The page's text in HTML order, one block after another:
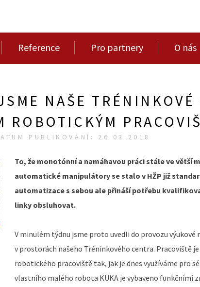
Reference Pro partnery O nás
NAŠE TRÉNINKOVÉ
ROBOTICKÝM
PUBLIKOVÁNÍ: 26.03.2018
To, že monotónní a namáhavou práci stále ve větší
automatické manipulátory se stalo v HŽP již
automatizace s sebou ale přináší potřebu
linky obsluhovat.
V minulém týdnu jsme proto uvedli do provozu
v prostorách našeho Tréninkového centra. Pracoviště
robotického pracoviště tak, jak je dnes využíváme pro
vlastního malého robota KUKA je vybaveno funkčními